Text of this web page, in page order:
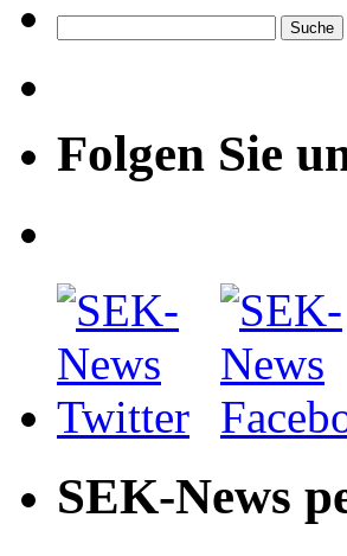
Folgen Sie
SEK-News